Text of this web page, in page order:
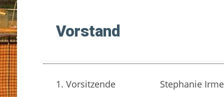
Vorstand
1. Vorsitzende Stephanie